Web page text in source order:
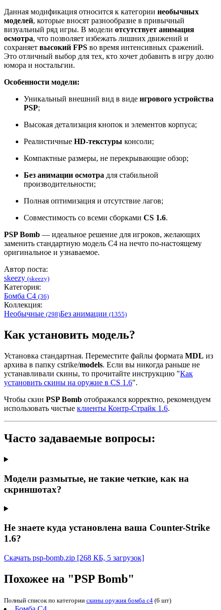
Данная модификация относится к категории необычных
моделей, которые вносят разнообразие в привычный
визуальный ряд игры. В модели отсутствует анимация
осмотра, что позволяет избежать лишних движений и
сохраняет высокий FPS во время интенсивных сражений.
Это отличный выбор для тех, кто хочет добавить в игру долю
юмора и ностальгии.
Особенности модели:
Уникальный внешний вид в виде игрового устройства
PSP;
Высокая детализация кнопок и элементов корпуса;
Реалистичные HD-текстуры консоли;
Компактные размеры, не перекрывающие обзор;
Без анимации осмотра для стабильной
производительности;
Полная оптимизация и отсутствие лагов;
Совместимость со всеми сборками CS 1.6.
PSP Bomb — идеальное решение для игроков, желающих
заменить стандартную модель C4 на нечто по-настоящему
оригинальное и узнаваемое.
Автор поста:
skeezy (skeezy)
Категория:
Бомба C4 (36)
Коллекция:
Необычные (298)Без анимации (1355)
Как установить модель?
Установка стандартная. Переместите файлы формата MDL из
архива в папку cstrike/models. Если вы никогда раньше не
устанавливали скины, то прочитайте инструкцию "Как
установить скины на оружие в CS 1.6".
Чтобы скин PSP Bomb отображался корректно, рекомендуем
использовать чистые клиенты Контр-Страйк 1.6.
Часто задаваемые вопросы:
Модели размытые, не такие четкие, как на
скриншотах?
Не знаете куда установлена ваша Counter-Strike
1.6?
Скачать psp-bomb.zip [268 КБ, 5 загрузок]
Похожее на "PSP Bomb"
Полный список по категории скины оружия бомба c4 (6 шт)